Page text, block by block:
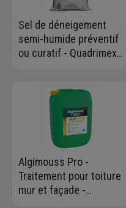
Sel de déneigement
semi-humide préventif
ou curatif - Quadrimex
Algimouss Pro -
Traitement pour toiture
mur et façade -